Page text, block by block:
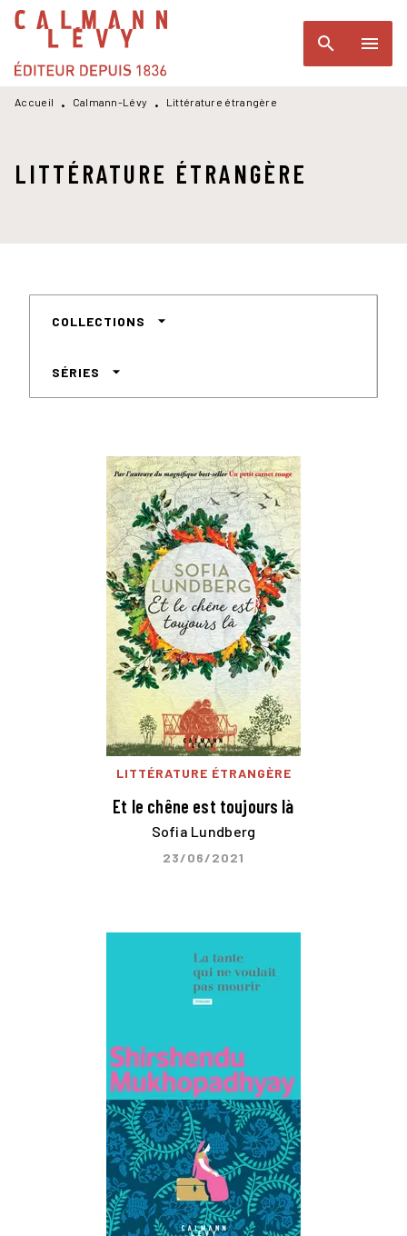
MENU RECHERCHE
PIED DE PAGE
search menu
Accueil • Calmann-Lévy • Littérature étrangère
LITTÉRATURE ÉTRANGÈRE
COLLECTIONS arrow_drop_down
SÉRIES arrow_drop_down
LITTÉRATURE ÉTRANGÈRE
Et le chêne est toujours là
Sofia Lundberg
23/06/2021